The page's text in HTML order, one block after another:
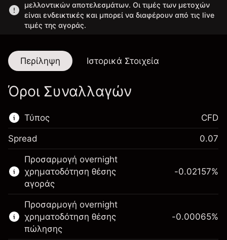
μελλοντικών αποτελεσμάτων. Οι τιμές των μετοχών
είναι ενδεικτικές και μπορεί να διαφέρουν από τις live
τιμές της αγοράς.
Περίληψη Ιστορικά Στοιχεία
Όροι Συναλλαγών
Τύπος
Αυτή η χρηματοπιστωτική αγορά είναι
διαθέσιμη για διαπραγμάτευση CFD.
Μάθετε περισσότερα σχετικά με:
CFDs
CFD
Spread 0.07
Προσαρμογή overnight
χρηματοδότηση θέσης
αγοράς
-0.02157%
Προσαρμογή overnight
χρηματοδότηση θέσης
πώλησης
-0.00065%